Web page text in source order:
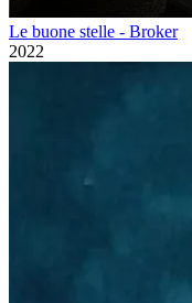
Le buone stelle - Broker
2022